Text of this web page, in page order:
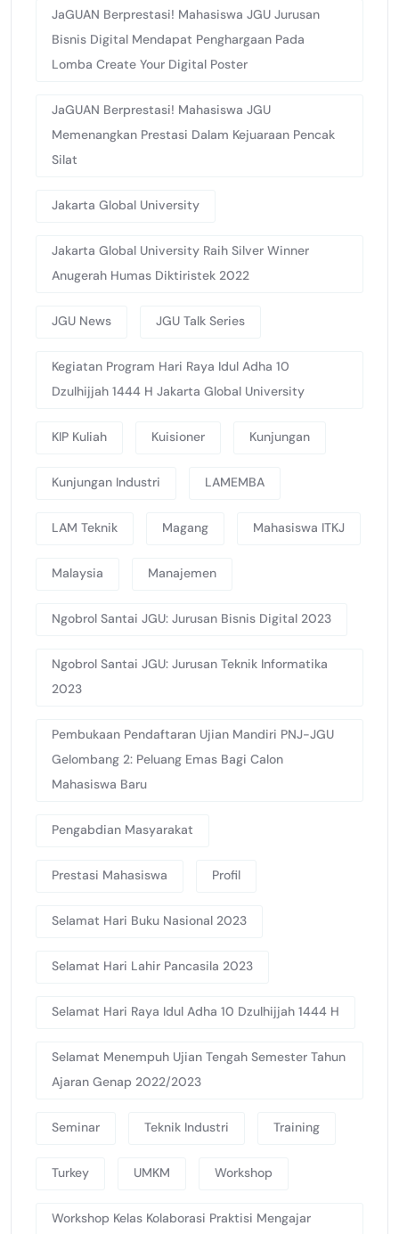
JaGUAN Berprestasi! Mahasiswa JGU Jurusan
Bisnis Digital Mendapat Penghargaan Pada
Lomba Create Your Digital Poster
JaGUAN Berprestasi! Mahasiswa JGU
Memenangkan Prestasi Dalam Kejuaraan Pencak
Silat
Jakarta Global University
Jakarta Global University Raih Silver Winner
Anugerah Humas Diktiristek 2022
JGU News JGU Talk Series
Kegiatan Program Hari Raya Idul Adha 10
Dzulhijjah 1444 H Jakarta Global University
KIP Kuliah Kuisioner Kunjungan
Kunjungan Industri LAMEMBA
LAM Teknik Magang Mahasiswa ITKJ
Malaysia Manajemen
Ngobrol Santai JGU: Jurusan Bisnis Digital 2023
Ngobrol Santai JGU: Jurusan Teknik Informatika
2023
Pembukaan Pendaftaran Ujian Mandiri PNJ-JGU
Gelombang 2: Peluang Emas Bagi Calon
Mahasiswa Baru
Pengabdian Masyarakat
Prestasi Mahasiswa Profil
Selamat Hari Buku Nasional 2023
Selamat Hari Lahir Pancasila 2023
Selamat Hari Raya Idul Adha 10 Dzulhijjah 1444 H
Selamat Menempuh Ujian Tengah Semester Tahun
Ajaran Genap 2022/2023
Seminar Teknik Industri Training
Turkey UMKM Workshop
Workshop Kelas Kolaborasi Praktisi Mengajar